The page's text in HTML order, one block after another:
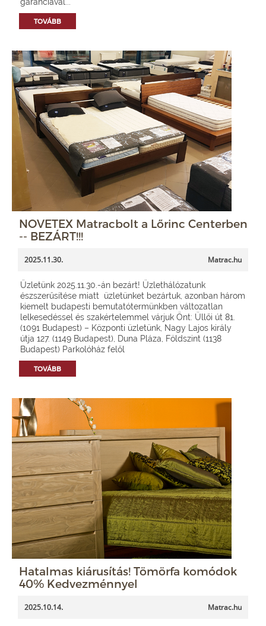
TOVÁBB
NOVETEX Matracbolt a Lőrinc Centerben
-- BEZÁRT!!!
2025.11.30. Matrac.hu
Üzletünk 2025.11.30.-án bezárt! Üzlethálózatunk
észszerűsítése miatt üzletünket bezártuk, azonban három
kiemelt budapesti bemutatótermünkben változatlan
lelkesedéssel és szakértelemmel várjuk Önt: Üllői út 81.
(1091 Budapest) – Központi üzletünk, Nagy Lajos király
útja 127. (1149 Budapest), Duna Pláza, Földszint (1138
Budapest) Parkolóház felől
TOVÁBB
Hatalmas kiárusítás! Tömörfa komódok
40% Kedvezménnyel
2025.10.14. Matrac.hu